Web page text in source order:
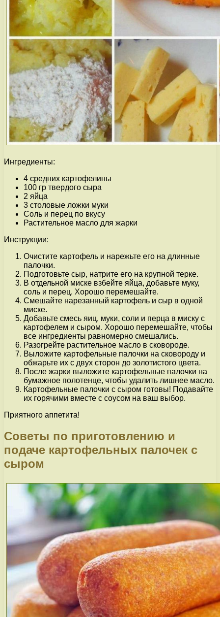
Ингредиенты:
4 средних картофелины
100 гр твердого сыра
2 яйца
3 столовые ложки муки
Соль и перец по вкусу
Растительное масло для жарки
Инструкции:
Очистите картофель и нарежьте его на длинные
палочки.
Подготовьте сыр, натрите его на крупной терке.
В отдельной миске взбейте яйца, добавьте муку,
соль и перец. Хорошо перемешайте.
Смешайте нарезанный картофель и сыр в одной
миске.
Добавьте смесь яиц, муки, соли и перца в миску с
картофелем и сыром. Хорошо перемешайте, чтобы
все ингредиенты равномерно смешались.
Разогрейте растительное масло в сковороде.
Выложите картофельные палочки на сковороду и
обжарьте их с двух сторон до золотистого цвета.
После жарки выложите картофельные палочки на
бумажное полотенце, чтобы удалить лишнее масло.
Картофельные палочки с сыром готовы! Подавайте
их горячими вместе с соусом на ваш выбор.
Приятного аппетита!
Советы по приготовлению и
подаче картофельных палочек с
сыром